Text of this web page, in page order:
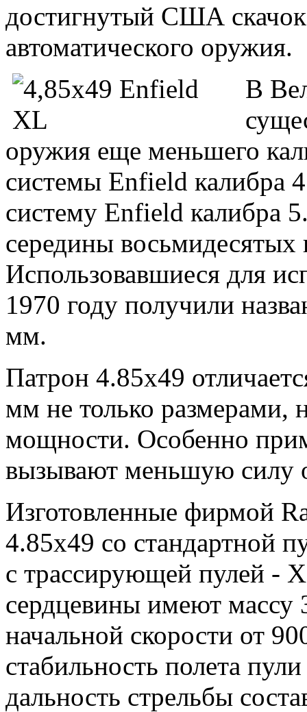
достигнутый США скачок
автоматического оружия.
В
оружия еще меньшего
системы Enfield калибра
систему Enfield калибра
середины восьмидесятых
Использовавшиеся для
1970 году получили
мм.
Патрон 4.85x49
мм не только размерами,
мощности. Особенно
вызывают меньшую силу
Изготовленные фирмой
4.85x49 со стандартной
с трассирующей пулей -
сердцевины имеют массу
начальной скорости от
стабильность полета
дальность стрельбы